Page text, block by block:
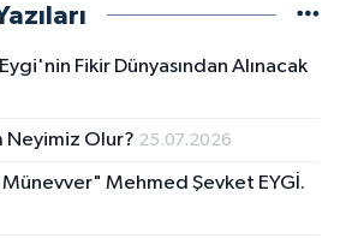
Fikir Dünyasından Alınacak
Neyimiz Olur? 25.07.2026
Münevver" Mehmed Şevket EYGİ.